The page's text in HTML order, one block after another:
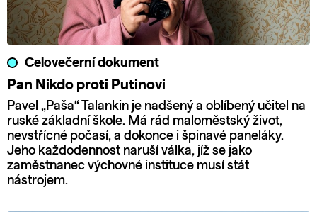
Celovečerní dokument
Pan Nikdo proti Putinovi
Pavel „Paša“ Talankin je nadšený a oblíbený učitel na
ruské základní škole. Má rád maloměstský život,
nevstřícné počasí, a dokonce i špinavé paneláky.
Jeho každodennost naruší válka, jíž se jako
zaměstnanec výchovné instituce musí stát
nástrojem.